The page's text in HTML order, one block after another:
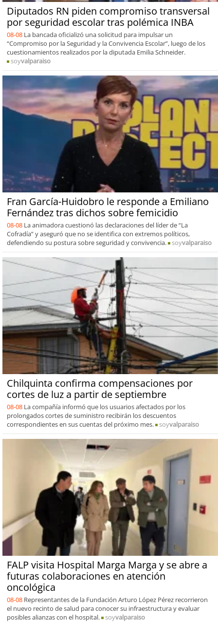
Diputados RN piden compromiso transversal
por seguridad escolar tras polémica INBA
08-08 La bancada oficializó una solicitud para impulsar un
“Compromiso por la Seguridad y la Convivencia Escolar”, luego de los
cuestionamientos realizados por la diputada Emilia Schneider.
soyvalparaiso
Fran García-Huidobro le responde a Emiliano
Fernández tras dichos sobre femicidio
08-08 La animadora cuestionó las declaraciones del líder de “La
Cofradía” y aseguró que no se identifica con extremos políticos,
defendiendo su postura sobre seguridad y convivencia.
soyvalparaiso
Chilquinta confirma compensaciones por
cortes de luz a partir de septiembre
08-08 La compañía informó que los usuarios afectados por los
prolongados cortes de suministro recibirán los descuentos
correspondientes en sus cuentas del próximo mes.
soyvalparaiso
FALP visita Hospital Marga Marga y se abre a
futuras colaboraciones en atención
oncológica
08-08 Representantes de la Fundación Arturo López Pérez recorrieron
el nuevo recinto de salud para conocer su infraestructura y evaluar
posibles alianzas con el hospital.
soyvalparaiso